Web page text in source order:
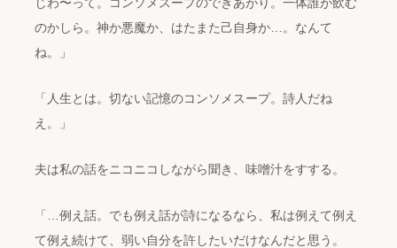
のかしら。神か悪魔か、はたまた己自身か…。なんて
ね。」
「人生とは。切ない記憶のコンソメスープ。詩人だね
え。」
夫は私の話をニコニコしながら聞き、味噌汁をすする。
「…例え話。でも例え話が詩になるなら、私は例えて例え
て例え続けて、弱い自分を許したいだけなんだと思う。